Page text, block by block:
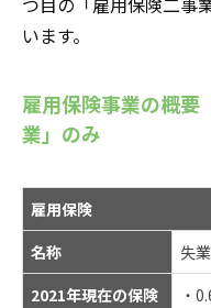
います。
雇用保険事業の概
業」のみ
雇用保険
名称
失
2021年現在の保険
・